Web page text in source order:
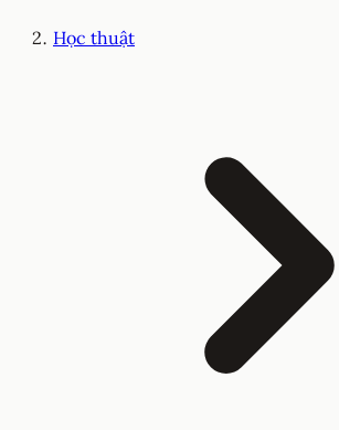
Học thuật